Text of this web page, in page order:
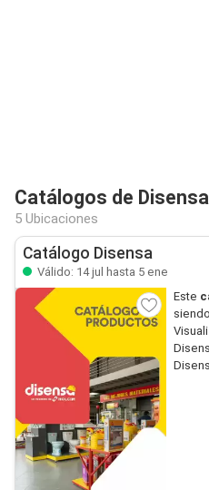
Catálogos de
5 Ubicaciones
Catálogo Disensa
Válido: 14 jul hasta 5 ene
Este